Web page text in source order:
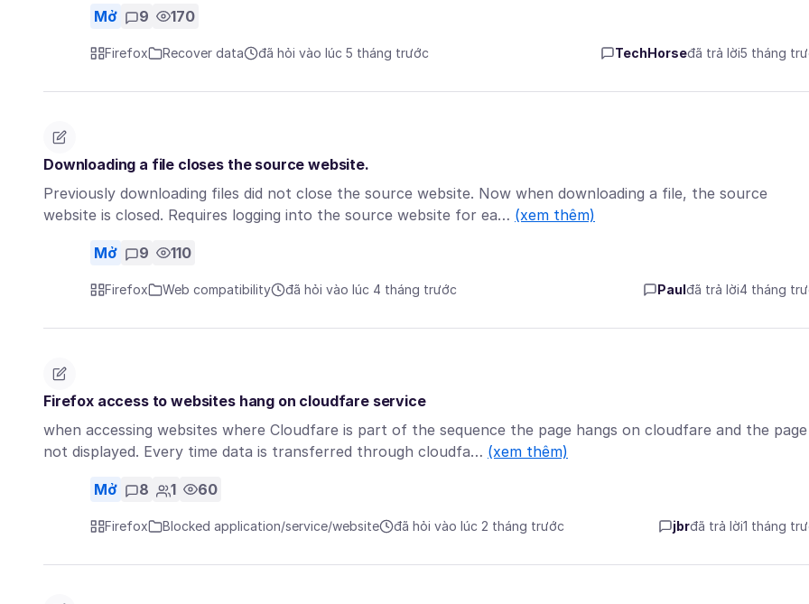
Mở 9 170
Firefox Recover data đã hỏi vào lúc 5 tháng trước TechHorseđã trả lời5 tháng
Downloading a file closes the source website.
Previously downloading files did not close the source website. Now when downloading a file, the source
website is closed. Requires logging into the source website for ea… (xem thêm)
Mở 9 110
Firefox Web compatibility đã hỏi vào lúc 4 tháng trước Paulđã trả lời4 tháng
Firefox access to websites hang on cloudfare service
when accessing websites where Cloudfare is part of the sequence the page hangs on cloudfare and the page
not displayed. Every time data is transferred through cloudfa… (xem thêm)
Mở 8 1 60
Firefox Blocked application/service/website đã hỏi vào lúc 2 tháng trước jbrđã trả lời1 tháng